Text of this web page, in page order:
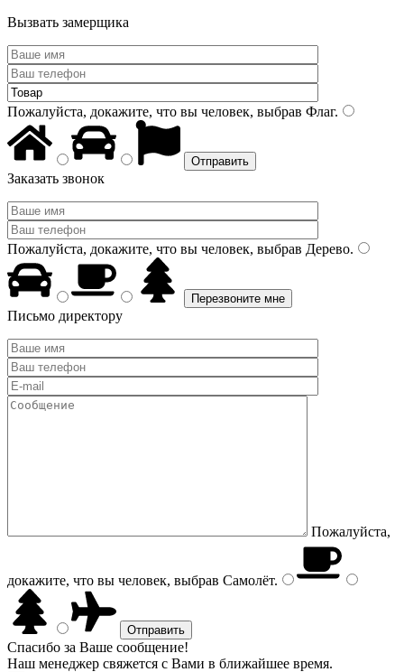
Вызвать замерщика
Пожалуйста, докажите, что вы человек, выбрав Флаг.
Заказать звонок
Пожалуйста, докажите, что вы человек, выбрав Дерево.
Письмо директору
Пожалуйста,
докажите, что вы человек, выбрав Самолёт.
Спасибо за Ваше сообщение!
Наш менеджер свяжется с Вами в ближайшее время.